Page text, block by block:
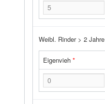
Weibl. Rinder > 2 Jahre
Eigenvieh*